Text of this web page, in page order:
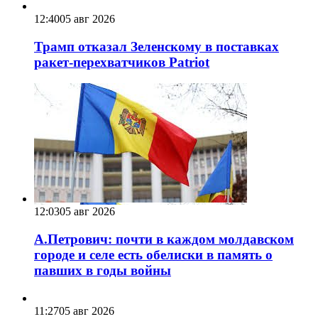
12:4005 авг 2026
Трамп отказал Зеленскому в поставках
ракет-перехватчиков Patriot
12:0305 авг 2026
А.Петрович: почти в каждом молдавском
городе и селе есть обелиски в память о
павших в годы войны
11:2705 авг 2026